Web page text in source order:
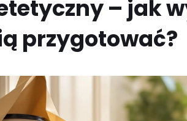
– jak
przygotować?